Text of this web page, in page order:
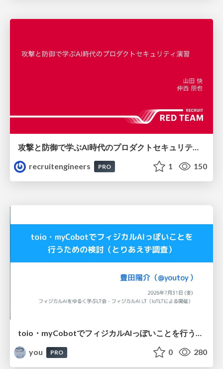
recruitengineers
PRO 1 150
toio・myCobotでフィジカルAIっぽいことを行うための検討（とりあえず調査） / フィジカルAI LT（IoTLTによる開催）
you
PRO 0 280